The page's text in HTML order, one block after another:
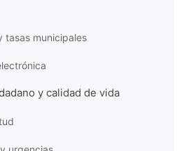
tasas municipales
y calidad de vida